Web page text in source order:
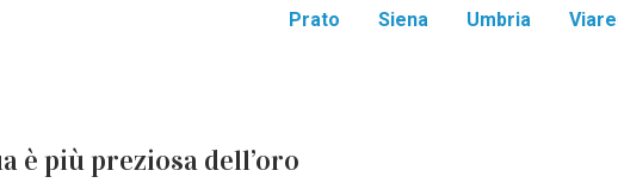
Prato
Siena Umbria
è più preziosa dell’oro